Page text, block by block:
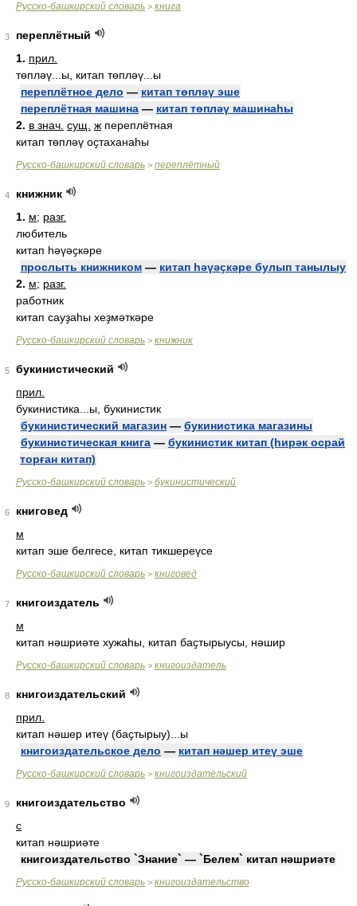
Русско-башкирский словарь > книга
3
переплётный
1. прил.
төпләү...ы, китап төпләү...ы
переплётное дело — китап төпләү эше
переплётная машина — китап төпләү машинаһы
2. в знач. сущ. ж переплётная
китап төпләү оҫтаханаһы
Русско-башкирский словарь > переплётный
4
книжник
1. м; разг.
любитель
китап һәүәҫкәре
прослыть книжником — китап һәүәҫкәре булып танылыу
2. м; разг.
работник
китап сауҙаһы хеҙмәткәре
Русско-башкирский словарь > книжник
5
букинистический
прил.
букинистика...ы, букинистик
букинистический магазин — букинистика магазины
букинистическая книга — букинистик китап (һирәк осрай
торған китап)
Русско-башкирский словарь > букинистический
6
книговед
м
китап эше белгесе, китап тикшереүсе
Русско-башкирский словарь > книговед
7
книгоиздатель
м
китап нәшриәте хужаһы, китап баҫтырыусы, нәшир
Русско-башкирский словарь > книгоиздатель
8
книгоиздательский
прил.
китап нәшер итеү (баҫтырыу)...ы
книгоиздательское дело — китап нәшер итеү эше
Русско-башкирский словарь > книгоиздательский
9
книгоиздательство
с
китап нәшриәте
книгоиздательство `Знание` — `Белем` китап нәшриәте
Русско-башкирский словарь > книгоиздательство